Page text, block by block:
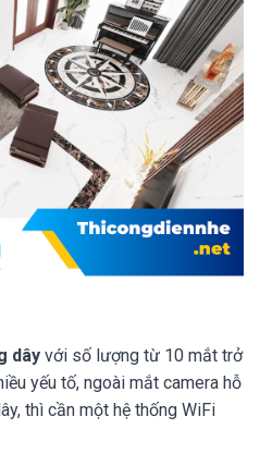
dây với số lượng từ 10 mắt trở
yếu tố, ngoài mắt camera hỗ
thì cần một hệ thống WiFi